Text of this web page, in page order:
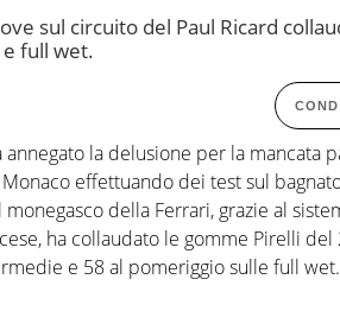
sul circuito del Paul Ricard
full wet.
annegato la delusione per la mancata
effettuando dei test sul
della Ferrari, grazie al
ha collaudato le gomme Pirelli del
e 58 al pomeriggio sulle full wet.